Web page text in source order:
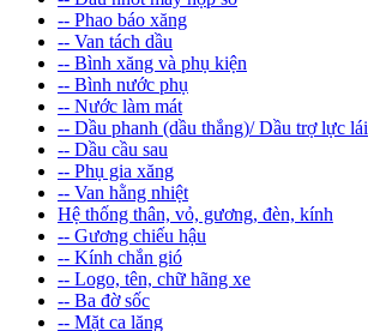
-- Phao báo xăng
-- Van tách dầu
-- Bình xăng và phụ kiện
-- Bình nước phụ
-- Nước làm mát
-- Dầu phanh (dầu thắng)/ Dầu trợ lực lái
-- Dầu cầu sau
-- Phụ gia xăng
-- Van hằng nhiệt
Hệ thống thân, vỏ, gương, đèn, kính
-- Gương chiếu hậu
-- Kính chắn gió
-- Logo, tên, chữ hãng xe
-- Ba đờ sốc
-- Mặt ca lăng